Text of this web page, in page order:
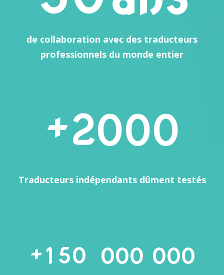
de collaboration avec des traducteurs
professionnels du monde entier
2000
Traducteurs indépendants dûment testés
1 50 000 000